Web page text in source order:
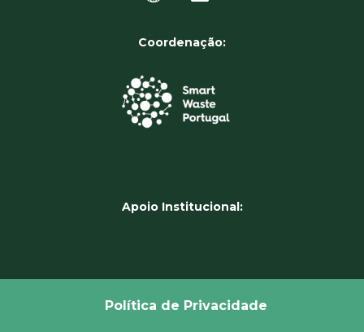
Coordenação:
Apoio Institucional:
Política de Privacidade